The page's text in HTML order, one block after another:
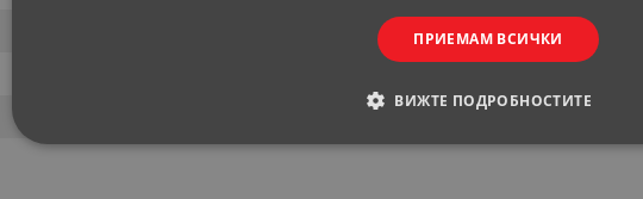
ПРИЕМАМ ВСИЧКИ
ВИЖТЕ ПОДРОБНОСТИТЕ
СТРОГО НЕОБХОДИМИ СТАТИСТИЧЕСКИ